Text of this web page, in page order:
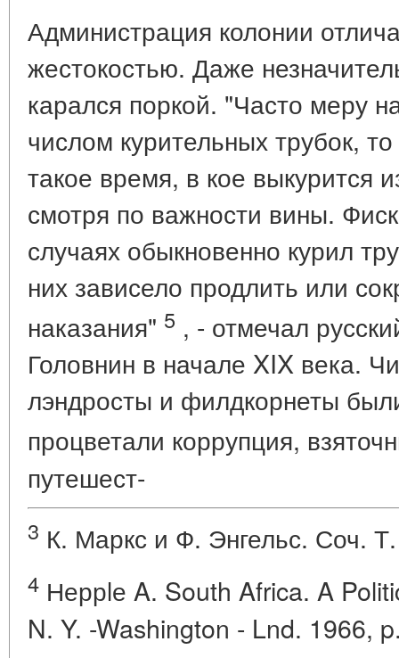
Администрация колонии
жестокостью. Даже
карался поркой. "Часто меру
числом курительных трубок,
такое время, в кое выкурится
смотря по важности вины.
случаях обыкновенно курил
них зависело продлить или
наказания" 5 , - отмечал
Головнин в начале XIX века.
лэндросты и филдкорнеты
процветали коррупция,
путешест-
3 К. Маркс и Ф. Энгельс. Соч.
4 Неррlе A. South Africa. A
N. Y. -Washington - Lnd. 1966,